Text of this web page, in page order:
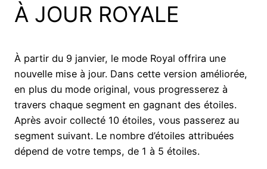
À JOUR ROYALE
À partir du 9 janvier, le mode Royal offrira une
nouvelle mise à jour. Dans cette version améliorée,
en plus du mode original, vous progresserez à
travers chaque segment en gagnant des étoiles.
Après avoir collecté 10 étoiles, vous passerez au
segment suivant. Le nombre d’étoiles attribuées
dépend de votre temps, de 1 à 5 étoiles.